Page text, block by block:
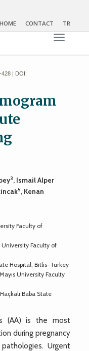
HOME
CONTACT TR
Toggle
428 | DOI:
3, Ismail Alper
5, Kenan
Faculty of
Faculty of
Hospital, Bitlis-Turkey
University Faculty
Baba State
(AA) is the most
during pregnancy
Urgent